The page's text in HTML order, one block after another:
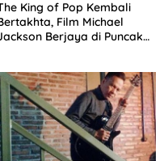
King of Pop Kembali
Film Michael
Berjaya di Puncak